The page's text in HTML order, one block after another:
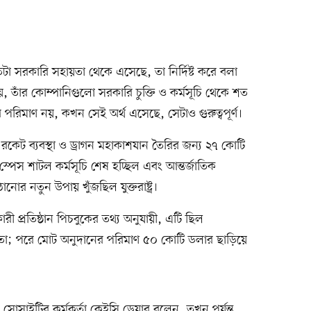
সরকারি সহায়তা থেকে এসেছে, তা নির্দিষ্ট করে বলা
তাঁর কোম্পানিগুলো সরকারি চুক্তি ও কর্মসূচি থেকে শত
নয়, কখন সেই অর্থ এসেছে, সেটাও গুরুত্বপূর্ণ।
ব্যবস্থা ও ড্রাগন মহাকাশযান তৈরির জন্য ২৭ কোটি
শাটল কর্মসূচি শেষ হচ্ছিল এবং আন্তর্জাতিক
নতুন উপায় খুঁজছিল যুক্তরাষ্ট্র।
প্রতিষ্ঠান পিচবুকের তথ্য অনুযায়ী, এটি ছিল
পরে মোট অনুদানের পরিমাণ ৫০ কোটি ডলার ছাড়িয়ে